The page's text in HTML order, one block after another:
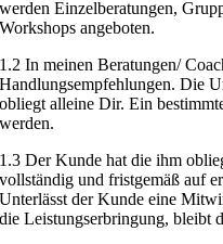
werden Einzelberatungen,
Workshops angeboten.
1.2 In meinen Beratungen/
Handlungsempfehlungen. Die
obliegt alleine Dir. Ein
werden.
1.3 Der Kunde hat die ihm
vollständig und fristgemäß auf
Unterlässt der Kunde eine
die Leistungserbringung, bleibt